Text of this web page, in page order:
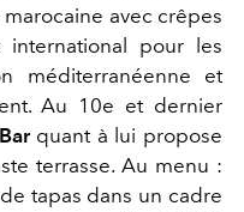
avec crêpes
international pour les
méditerranéenne et
Au 10e et dernier
quant à lui propose
terrasse. Au menu :
tapas dans un cadre